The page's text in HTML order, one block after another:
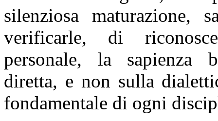
silenziosa maturazione,
verificarle, di
personale, la sapienza
diretta, e non sulla
fondamentale di ogni